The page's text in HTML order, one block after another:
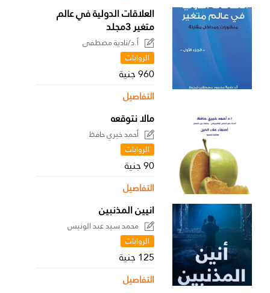
العلاقات الدولية في عالم
متغير 3مجلد
أ.د/نادية مصطفى
الروايات
960 جنية
التفاصيل
مالا نتوقعه
أحمد خيري حافظ
الروايات
90 جنية
التفاصيل
انيين المذنبين
محمد سيد عبد الونيس
الروايات
125 جنية
التفاصيل